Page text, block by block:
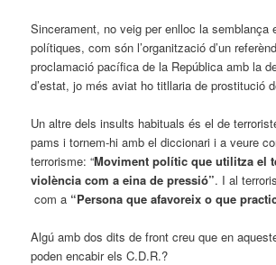
Sincerament, no veig per enlloc la semblança
polítiques, com són l’organització d’un
proclamació pacífica de la República amb la
d’estat, jo més aviat ho titllaria de prostitució
Un altre dels insults habituals és el de
pams i tornem-hi amb el diccionari i a veure
terrorisme: “Moviment polític que utilitza el
violència com a eina de pressió”. I al
com a “Persona que afavoreix o que
Algú amb dos dits de front creu que en
poden encabir els C.D.R.?